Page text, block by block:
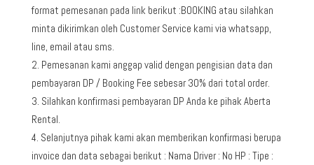
format pemesanan pada link berikut :BOOKING atau silahkan
minta dikirimkan oleh Customer Service kami via whatsapp,
line, email atau sms.
Pemesanan kami anggap valid dengan pengisian data dan
pembayaran DP / Booking Fee sebesar 30% dari total order.
Silahkan konfirmasi pembayaran DP Anda ke pihak Aberta
Rental.
Selanjutnya pihak kami akan memberikan konfirmasi berupa
invoice dan data sebagai berikut : Nama Driver : No HP : Tipe :